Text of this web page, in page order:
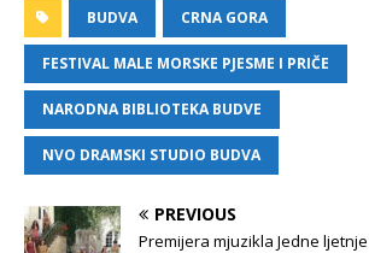
BUDVA CRNA GORA
FESTIVAL MALE MORSKE PJESME I PRIČE
NARODNA BIBLIOTEKA BUDVE
NVO DRAMSKI STUDIO BUDVA
PREVIOUS
Premijera mjuzikla Jedne